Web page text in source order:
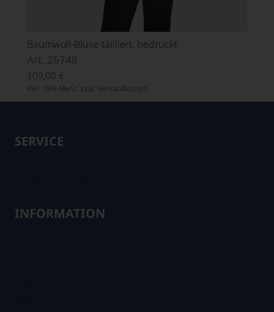
Baumwoll-Bluse tailliert, bedruckt
Art. 26748
109,00 €
inkl. 19% MwSt. zzgl. Versandkosten
SERVICE
INFORMATION